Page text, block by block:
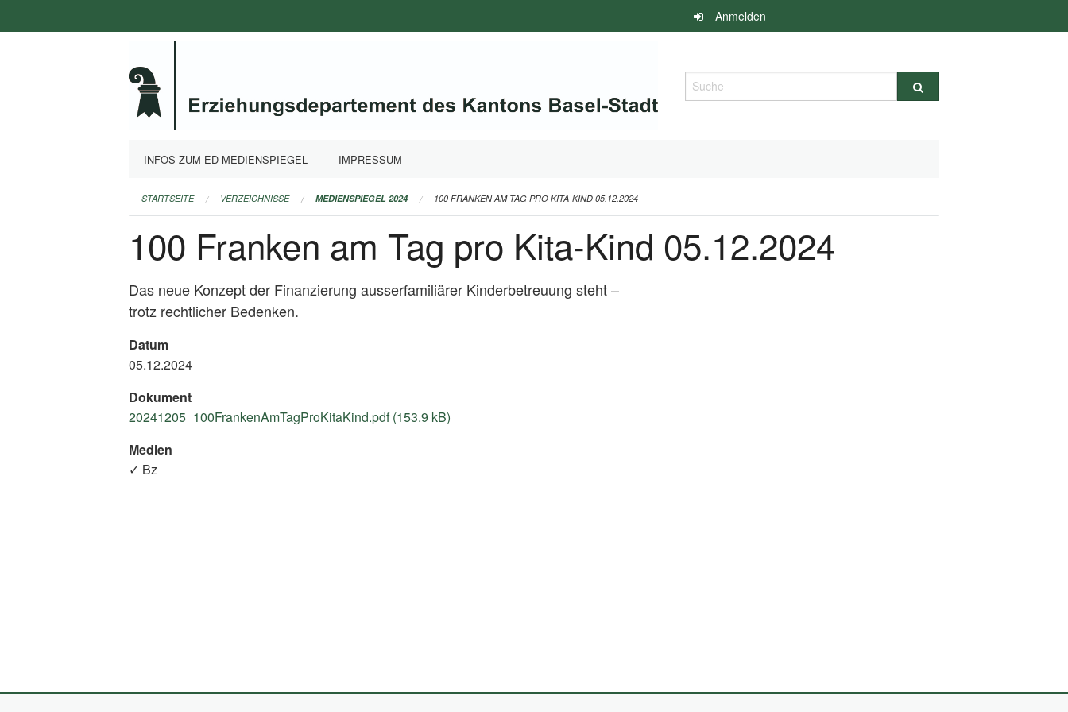
überspringen
Anmelden
Suche
INFOS ZUM ED-MEDIENSPIEGEL IMPRESSUM
STARTSEITE VERZEICHNISSE MEDIENSPIEGEL 2024 100 FRANKEN AM TAG PRO KITA-KIND 05.12.2024
100 Franken am Tag pro Kita-Kind 05.12.2024
Das neue Konzept der Finanzierung ausserfamiliärer Kinderbetreuung steht –
trotz rechtlicher Bedenken.
Datum
05.12.2024
Dokument
20241205_100FrankenAmTagProKitaKind.pdf (153.9 kB)
Medien
✓ Bz